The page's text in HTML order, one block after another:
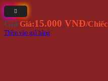
Giá Giá:15.000 VNĐ/Chiếc
Thêm vào giỏ hàng